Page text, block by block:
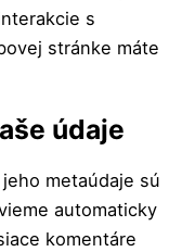
s
stránke máte
údaje
metaúdaje sú
automaticky
komentáre